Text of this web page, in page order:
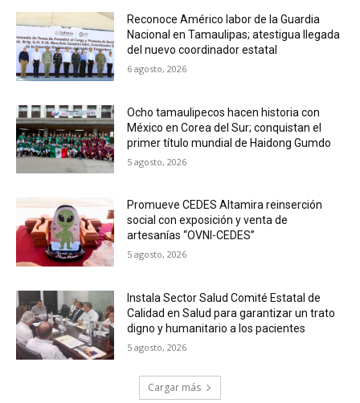
Reconoce Américo labor de la Guardia
Nacional en Tamaulipas; atestigua llegada
del nuevo coordinador estatal
6 agosto, 2026
Ocho tamaulipecos hacen historia con
México en Corea del Sur; conquistan el
primer título mundial de Haidong Gumdo
5 agosto, 2026
Promueve CEDES Altamira reinserción
social con exposición y venta de
artesanías “OVNI-CEDES”
5 agosto, 2026
Instala Sector Salud Comité Estatal de
Calidad en Salud para garantizar un trato
digno y humanitario a los pacientes
5 agosto, 2026
Cargar más